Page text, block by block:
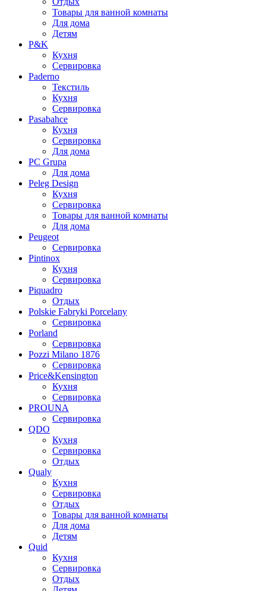
Товары для ванной комнаты
Для дома
Детям
P&K
Кухня
Сервировка
Paderno
Текстиль
Кухня
Сервировка
Pasabahce
Кухня
Сервировка
Для дома
PC Grupa
Для дома
Peleg Design
Кухня
Сервировка
Товары для ванной комнаты
Для дома
Peugeot
Сервировка
Pintinox
Кухня
Сервировка
Piquadro
Отдых
Polskie Fabryki Porcelany
Сервировка
Porland
Сервировка
Pozzi Milano 1876
Сервировка
Price&Kensington
Кухня
Сервировка
PROUNA
Сервировка
QDO
Кухня
Сервировка
Отдых
Qualy
Кухня
Сервировка
Отдых
Товары для ванной комнаты
Для дома
Детям
Quid
Кухня
Сервировка
Отдых